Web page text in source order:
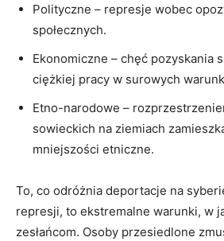
Polityczne – represje wobec
społecznych.
Ekonomiczne – chęć pozyskania
ciężkiej pracy w surowych
Etno-narodowe –
sowieckich na ziemiach
mniejszości etniczne.
To, co odróżnia deportacje na
represji, to ekstremalne warunki, w
zesłańcom. Osoby przesiedlone